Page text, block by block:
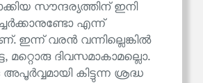
സൗന്ദര്യത്തിന് ഇനി
എന്ന്
ഇന്ന് വരൻ വന്നില്ലെങ്കിൽ
മറ്റൊരു ദിവസമാകാമല്ലൊ.
കിട്ടുന്ന ശ്രദ്ധ